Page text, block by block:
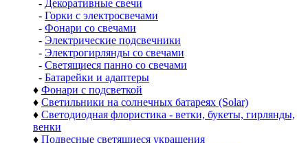
- Декоративные свечи
- Горки с электросвечами
- Фонари со свечами
- Электрические подсвечники
- Электрогирлянды со свечами
- Светящиеся панно со свечами
- Батарейки и адаптеры
♦ Фонари с подсветкой
♦ Светильники на солнечных батареях (Solar)
♦ Светодиодная флористика - ветки, букеты, гирлянды,
венки
♦ Подвесные светящиеся украшения